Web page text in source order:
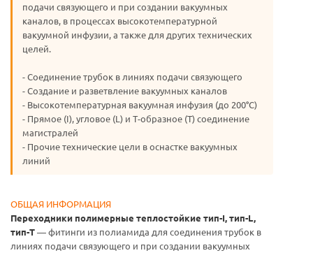
подачи связующего и при создании вакуумных
каналов, в процессах высокотемпературной
вакуумной инфузии, а также для других технических
целей.
- Соединение трубок в линиях подачи связующего
- Создание и разветвление вакуумных каналов
- Высокотемпературная вакуумная инфузия (до 200°C)
- Прямое (I), угловое (L) и Т-образное (T) соединение
магистралей
- Прочие технические цели в оснастке вакуумных
линий
ОБЩАЯ ИНФОРМАЦИЯ
Переходники полимерные теплостойкие тип-I, тип-L,
тип-T— фитинги из полиамида для соединения трубок в
линиях подачи связующего и при создании вакуумных